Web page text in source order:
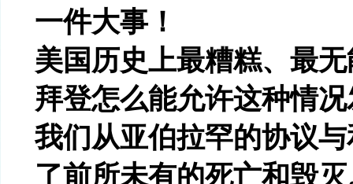
一件大事！
美国历史上最糟糕、最
拜登怎么能允许这种情
我们从亚伯拉罕的协议
了前所未有的死亡和毁